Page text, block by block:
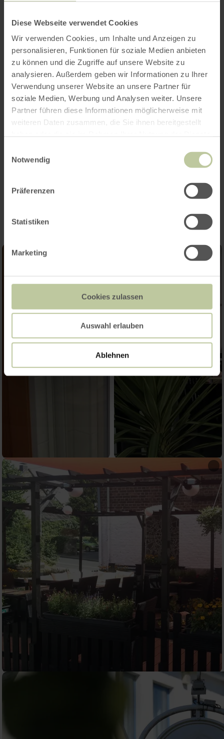
Diese Webseite verwendet Cookies
Wir verwenden Cookies, um Inhalte und Anzeigen zu
personalisieren, Funktionen für soziale Medien anbieten
zu können und die Zugriffe auf unsere Website zu
analysieren. Außerdem geben wir Informationen zu Ihrer
Verwendung unserer Website an unsere Partner für
soziale Medien, Werbung und Analysen weiter. Unsere
Partner führen diese Informationen möglicherweise mit
weiteren Daten zusammen, die Sie ihnen bereitgestellt
Notwendig
Präferenzen
Statistiken
Marketing
Cookies zulassen
Auswahl erlauben
Ablehnen
Impressionen